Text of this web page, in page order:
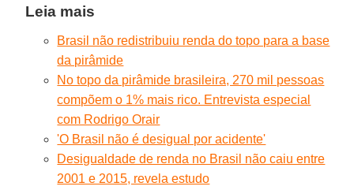
Leia mais
Brasil não redistribuiu renda do topo para a base
da pirâmide
No topo da pirâmide brasileira, 270 mil pessoas
compõem o 1% mais rico. Entrevista especial
com Rodrigo Orair
'O Brasil não é desigual por acidente'
Desigualdade de renda no Brasil não caiu entre
2001 e 2015, revela estudo